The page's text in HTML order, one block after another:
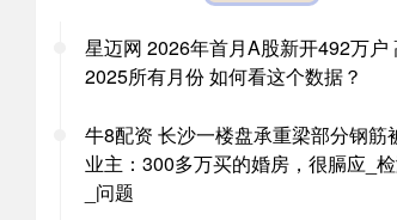
星迈网 2026年首月A股新开492万户
2025所有月份 如何看这个数据？
牛8配资 长沙一楼盘承重梁部分钢筋
业主：300多万买的婚房，很膈应_
_问题